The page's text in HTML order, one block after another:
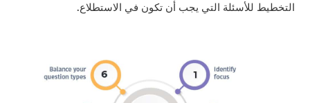
التخطيط للأسئلة التي يجب أن تكون في الاستطلاع.